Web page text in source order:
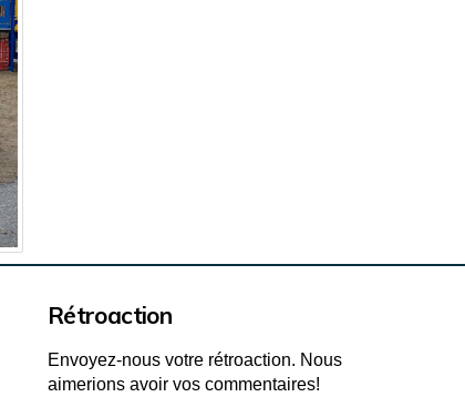
Rétroaction
Envoyez-nous votre rétroaction. Nous
aimerions avoir vos commentaires!